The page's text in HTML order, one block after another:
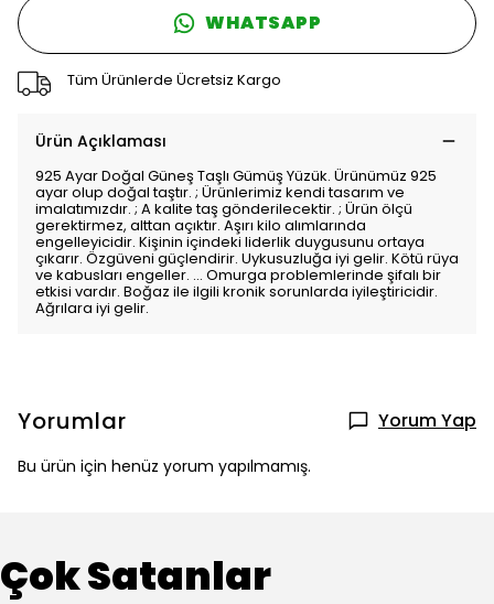
WHATSAPP
Tüm Ürünlerde Ücretsiz Kargo
Ürün Açıklaması
925 Ayar Doğal Güneş Taşlı Gümüş Yüzük. Ürünümüz 925
ayar olup doğal taştır. ; Ürünlerimiz kendi tasarım ve
imalatımızdır. ; A kalite taş gönderilecektir. ; Ürün ölçü
gerektirmez, alttan açıktır. Aşırı kilo alımlarında
engelleyicidir. Kişinin içindeki liderlik duygusunu ortaya
çıkarır. Özgüveni güçlendirir. Uykusuzluğa iyi gelir. Kötü rüya
ve kabusları engeller. ... Omurga problemlerinde şifalı bir
etkisi vardır. Boğaz ile ilgili kronik sorunlarda iyileştiricidir.
Ağrılara iyi gelir.
Yorumlar Yorum Yap
Bu ürün için henüz yorum yapılmamış.
Çok Satanlar